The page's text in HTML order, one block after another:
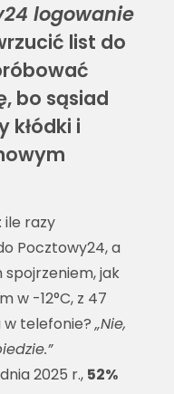
logowanie
list do
bo sąsiad
kłódki i
ile razy
Pocztowy24, a
spojrzeniem, jak
w -12°C, z 47
w telefonie?„Nie,
2025 r., 52%